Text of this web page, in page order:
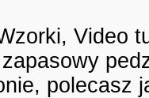
Video
polecasz